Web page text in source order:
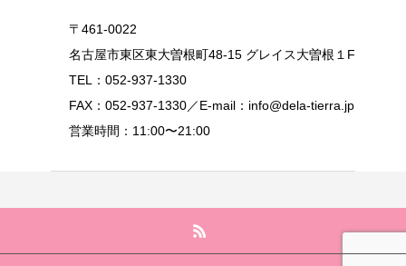
〒461-0022
名古屋市東区東大曽根町48-15 グレイス大曽根１F
TEL：052-937-1330
FAX：052-937-1330／E-mail：info@dela-tierra.jp
営業時間：11:00〜21:00